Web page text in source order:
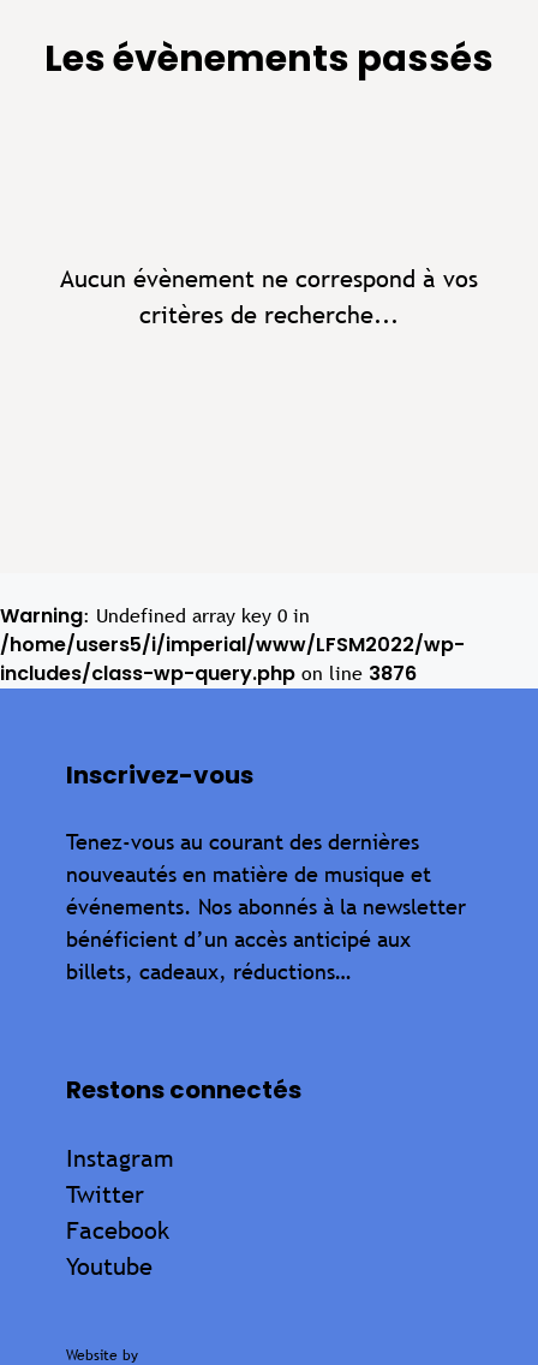
Les évènements passés
Aucun évènement ne correspond à vos
critères de recherche...
Warning: Undefined array key 0 in
/home/users5/i/imperial/www/LFSM2022/wp-
includes/class-wp-query.php on line 3876
Inscrivez-vous
Tenez-vous au courant des dernières
nouveautés en matière de musique et
événements. Nos abonnés à la newsletter
bénéficient d’un accès anticipé aux
billets, cadeaux, réductions…
Restons connectés
Instagram
Twitter
Facebook
Youtube
Website by